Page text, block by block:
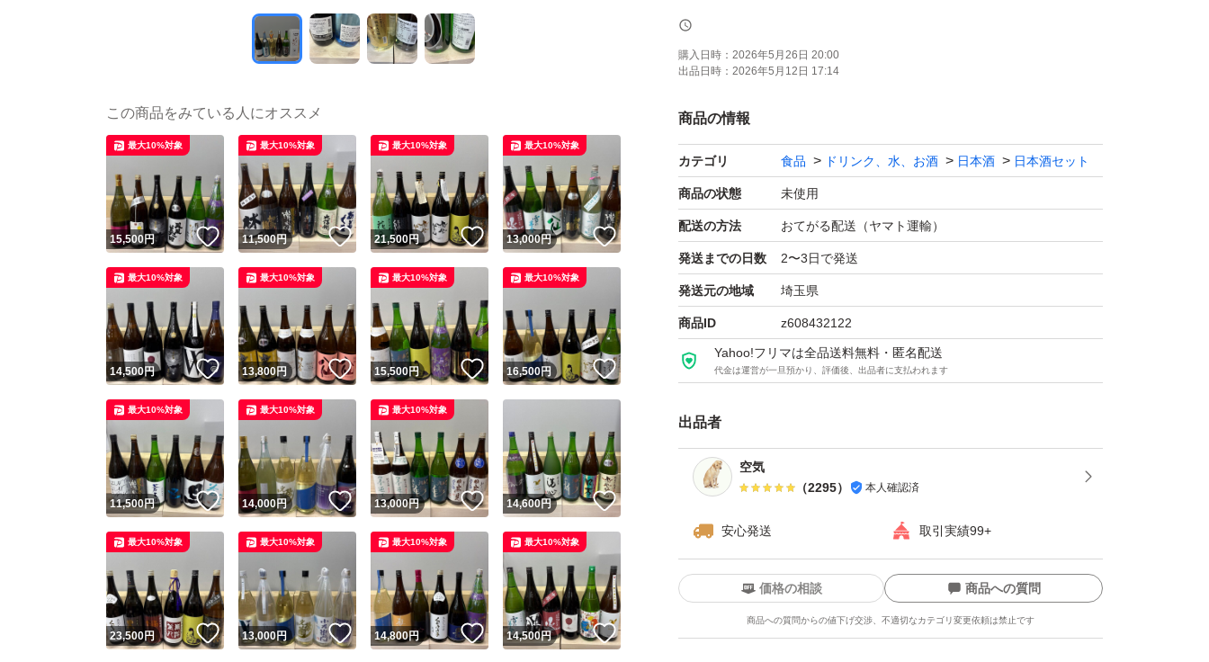
トラブル防止の為、返品、返金はお断りします。
よろしくお願いします！！
・Yahoo!フリマの仕様につきクール便での発送は行なっておりま
せん。ご了承ください。
・購入意思のない価格相談はお辞めください。
・20歳未満の方には販売しません。
P箱で発送しております！
・段ボールご希望の際は購入後にメッセージでご連絡ください。
・配達日時のご希望がある方も購入後のメッセージでご連絡くだ
・日曜日、月曜日は発送をお休みさせて頂く場合がございます
が、ご了承下さい。
・ダンボールは破損しやすい為プラスチック箱を推奨します。※
す。
------------検索用------------
獺祭、十四代、黒龍、而今、鍋島、勝駒、花邑、花陽浴、新政、
購入日時： 2026年5月26日 20:00
出品日時： 2026年5月12日 17:14
商品の情報
カテゴリ 食品 ドリンク、水、お酒 日本酒 日本酒セット
商品の状態 未使用
配送の方法 おてがる配送（ヤマト運輸）
発送までの日数 2〜3日で発送
発送元の地域 埼玉県
商品ID z608432122
Yahoo!フリマは全品送料無料・匿名配送
代金は運営が一旦預かり、評価後、出品者に支払われます
出品者
空気
（2295） 本人確認済
安心発送 取引実績99+
価格の相談 商品への質問
商品への質問からの値下げ交渉、不適切なカテゴリ変更依頼は禁止です
この商品をみている人にオススメ
15,500円 いいね！
最大10%対象
11,500円 いいね！
最大10%対象
21,500円 いいね！
最大10%対象
13,000円 いいね！
最大10%対象
14,500円 いいね！
最大10%対象
13,800円 いいね！
最大10%対象
15,500円 いいね！
最大10%対象
16,500円 いいね！
最大10%対象
11,500円 いいね！
最大10%対象
14,000円 いいね！
最大10%対象
13,000円 いいね！
最大10%対象
14,600円 いいね！
23,500円 いいね！
最大10%対象
13,000円 いいね！
最大10%対象
14,800円 いいね！
最大10%対象
14,500円 いいね！
最大10%対象